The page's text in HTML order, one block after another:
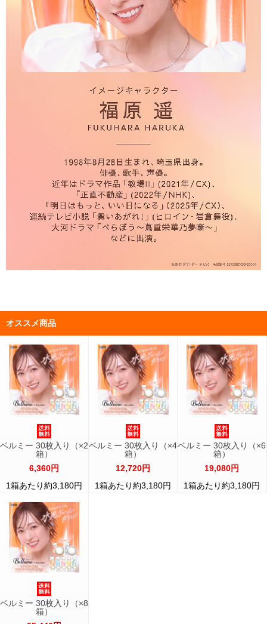
オススメ商品
ベルミー 30枚入り（×2
箱）
6,360円
1箱あたり約3,180円
ベルミー 30枚入り（×4
箱）
12,720円
1箱あたり約3,180円
ベルミー 30枚入り（×6
箱）
19,080円
1箱あたり約3,180円
ベルミー 30枚入り（×8
箱）